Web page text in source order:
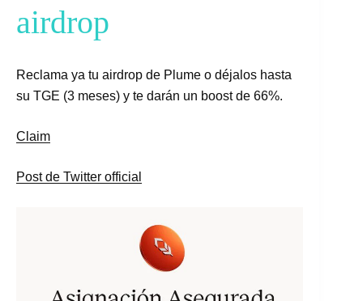
airdrop
Reclama ya tu airdrop de Plume o déjalos hasta
su TGE (3 meses) y te darán un boost de 66%.
Claim
Post de Twitter official